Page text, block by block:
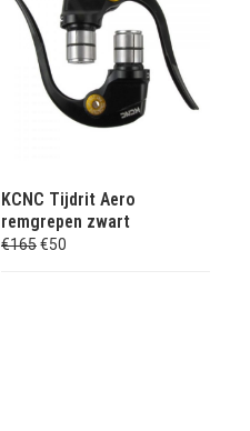
KCNC Tijdrit Aero
remgrepen zwart
€165€50